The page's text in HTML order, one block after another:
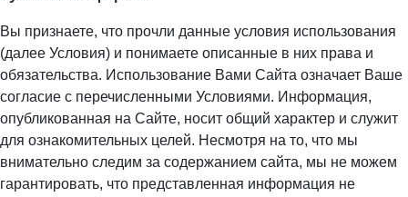
Вы признаете, что прочли данные условия использования
(далее Условия) и понимаете описанные в них права и
обязательства. Использование Вами Сайта означает Ваше
согласие с перечисленными Условиями. Информация,
опубликованная на Сайте, носит общий характер и служит
для ознакомительных целей. Несмотря на то, что мы
внимательно следим за содержанием сайта, мы не можем
гарантировать, что представленная информация не